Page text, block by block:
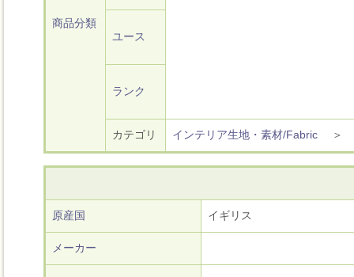
商品分類
ユース
ランク
カテゴリ インテリア生地・素材/Fabric
原産国 イギリス
メーカー